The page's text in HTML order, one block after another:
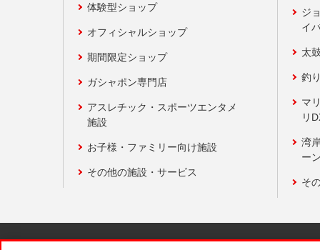
体験型ショップ
オフィシャルショップ
期間限定ショップ
ガシャポン専門店
アスレチック・スポーツエンタメ
施設
お子様・ファミリー向け施設
その他の施設・サービス
ジ
イ
太
釣
マ
リ
湾
ー
そ